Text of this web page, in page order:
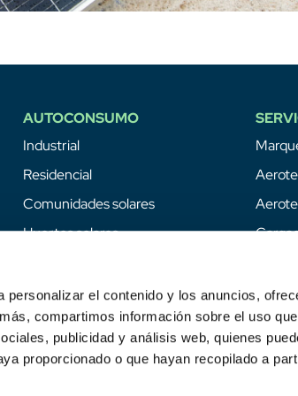
el contenido y los anuncios,
compartimos información sobre el uso
publicidad y análisis web, quienes
proporcionado o que hayan recopilado a
AUTOCONSUMO
Industrial
Residencial
Comunidades solares
Huertos solares